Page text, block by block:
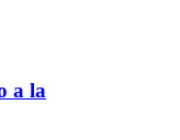
a la